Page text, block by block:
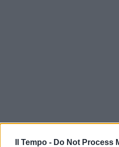
Il Tempo - Do Not Process